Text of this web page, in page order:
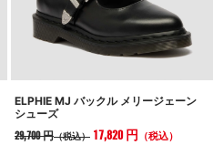
ELPHIE MJ バックル メリージェーン
シューズ
29,700 円（税込） 17,820 円 （税込）